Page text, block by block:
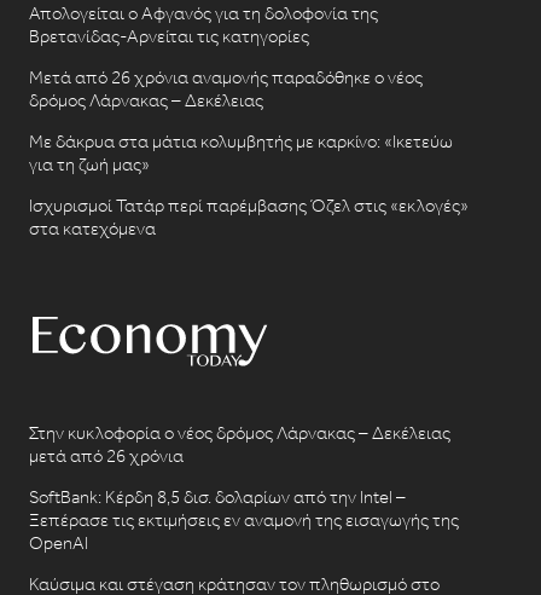
Απολογείται ο Αφγανός για τη δολοφονία της
Βρετανίδας-Αρνείται τις κατηγορίες
Μετά από 26 χρόνια αναμονής παραδόθηκε ο νέος
δρόμος Λάρνακας – Δεκέλειας
Με δάκρυα στα μάτια κολυμβητής με καρκίνο: «Ικετεύω
για τη ζωή μας»
Ισχυρισμοί Τατάρ περί παρέμβασης Όζελ στις «εκλογές»
στα κατεχόμενα
Στην κυκλοφορία ο νέος δρόμος Λάρνακας – Δεκέλειας
μετά από 26 χρόνια
SoftBank: Κέρδη 8,5 δισ. δολαρίων από την Intel –
Ξεπέρασε τις εκτιμήσεις εν αναμονή της εισαγωγής της
OpenAI
Καύσιμα και στέγαση κράτησαν τον πληθωρισμό στο